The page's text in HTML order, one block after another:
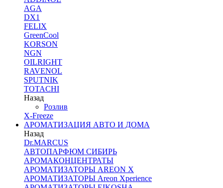
AGA
DX1
FELIX
GreenCool
KORSON
NGN
OILRIGHT
RAVENOL
SPUTNIK
TOTACHI
Назад
Розлив
X-Freeze
АРОМАТИЗАЦИЯ АВТО И ДОМА
Назад
Dr.MARCUS
АВТОПАРФЮМ СИБИРЬ
АРОМАКОНЦЕНТРАТЫ
АРОМАТИЗАТОРЫ AREON X
АРОМАТИЗАТОРЫ Areon Xperience